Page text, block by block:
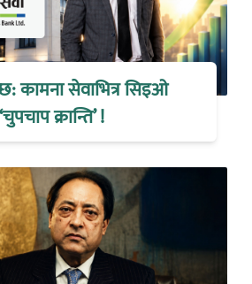
कामना सेवाभित्र सिइओ
क्रान्ति’ !